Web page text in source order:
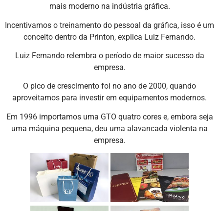
mais moderno na indústria gráfica.
Incentivamos o treinamento do pessoal da gráfica, isso é um
conceito dentro da Printon, explica Luiz Fernando.
Luiz Fernando relembra o período de maior sucesso da
empresa.
O pico de crescimento foi no ano de 2000, quando
aproveitamos para investir em equipamentos modernos.
Em 1996 importamos uma GTO quatro cores e, embora seja
uma máquina pequena, deu uma alavancada violenta na
empresa.